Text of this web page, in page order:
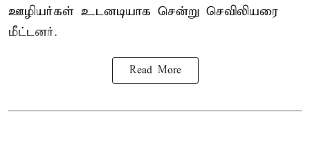
ஊழியர்கள் உடனடியாக சென்று செவிலியரை
மீட்டனர்.
Read More